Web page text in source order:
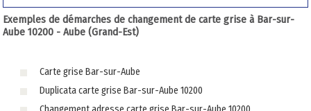
Exemples de démarches de changement de carte grise à Bar-sur-
Aube 10200 - Aube (Grand-Est)
Carte grise Bar-sur-Aube
Duplicata carte grise Bar-sur-Aube 10200